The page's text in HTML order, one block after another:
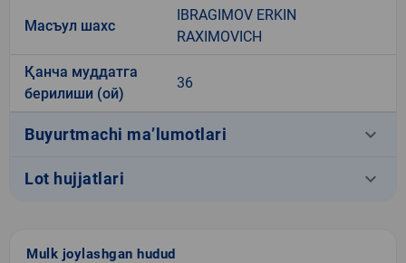
Масъул шахс
IBRAGIMOV ERKIN
RAXIMOVICH
Қанча муддатга
берилиши (ой)
36
Buyurtmachi ma’lumotlari keyboard_arrow_down
Lot hujjatlari keyboard_arrow_down
Mulk joylashgan hudud